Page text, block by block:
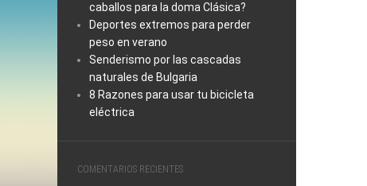
caballos para la doma Clásica?
Deportes extremos para perder
peso en verano
Senderismo por las cascadas
naturales de Bulgaria
8 Razones para usar tu bicicleta
eléctrica
COMENTARIOS RECIENTES